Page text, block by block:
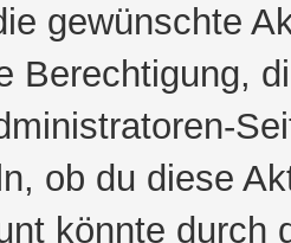
gewünschte
Berechtigung,
ob du diese
könnte durch